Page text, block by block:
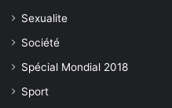
Sexualite
Société
Spécial Mondial 2018
Sport